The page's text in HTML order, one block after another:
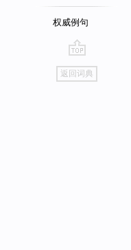
权威例句
go
top
返回词典